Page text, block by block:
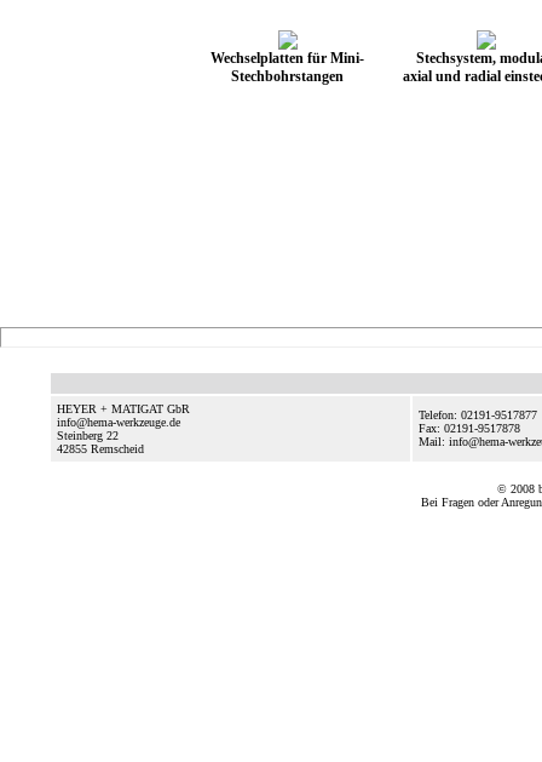
Wechselplatten für Mini-
Stechbohrstangen
Stechsystem,
axial und radial
HEYER + MATIGAT GbR
info@hema-werkzeuge.de
Steinberg 22
42855 Remscheid
Telefon: 02191-9517877
Fax: 02191-9517878
Mail: info@hema-
© 2008
Bei Fragen oder